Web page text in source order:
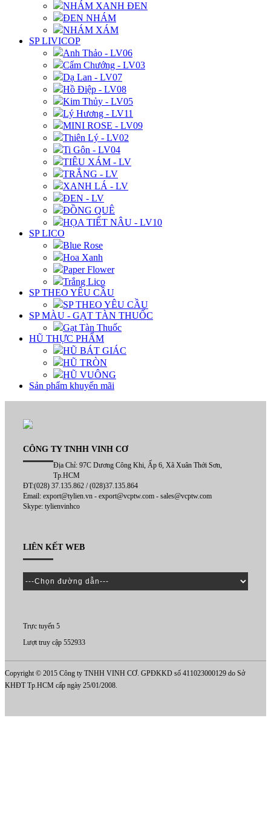
NHÁM XANH ĐEN
ĐEN NHÁM
NHÁM XÁM
SP LIVICOP
Anh Thảo - LV06
Cẩm Chướng - LV03
Dạ Lan - LV07
Hồ Điệp - LV08
Kim Thủy - LV05
Lý Hương - LV11
MINI ROSE - LV09
Thiên Lý - LV02
Ti Gôn - LV04
TIÊU XÁM - LV
TRẮNG - LV
XANH LÁ - LV
ĐEN - LV
ĐỒNG QUÊ
HỌA TIẾT NÂU - LV10
SP LICO
Blue Rose
Hoa Xanh
Paper Flower
Trắng Lico
SP THEO YÊU CẦU
SP THEO YÊU CẦU
SP MÀU - GẠT TÀN THUỐC
Gạt Tàn Thuốc
HŨ THỰC PHẨM
HŨ BÁT GIÁC
HŨ TRÒN
HŨ VUÔNG
Sản phẩm khuyến mãi
CÔNG TY TNHH VINH CƠ
Địa Chỉ: 97C Dương Công Khi, Ấp 6, Xã Xuân Thới Sơn,
Tp.HCM
ĐT:(028) 37.135.862 / (028)37.135.864
Email: export@tylien.vn - export@vcptw.com - sales@vcptw.com
Skype: tylienvinhco
LIÊN KẾT WEB
Trực tuyến 5
Lượt truy cập 552933
Copyright © 2015 Công ty TNHH VINH CƠ. GPĐKKD số 411023000129 do Sở
KHĐT Tp.HCM cấp ngày 25/01/2008.